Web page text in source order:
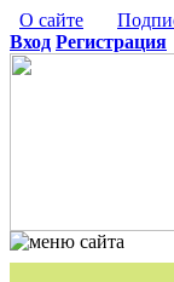
О сайте
Вход Регистрация